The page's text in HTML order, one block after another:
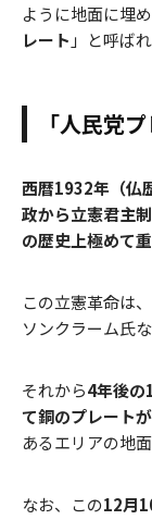
ように地面に埋
レート 」と呼ば
「人民党
西暦1932年（仏
政から立憲君主
の歴史上極めて
この立憲革命は
ソンクラーム氏
それから4年後の
て銅のプレート
あるエリアの地
なお、この12月